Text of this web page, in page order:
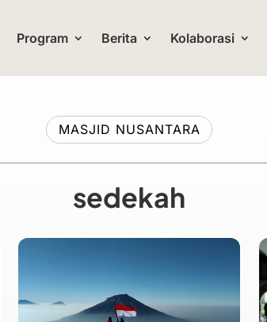
Program Berita Kolaborasi
MASJID NUSANTARA
sedekah